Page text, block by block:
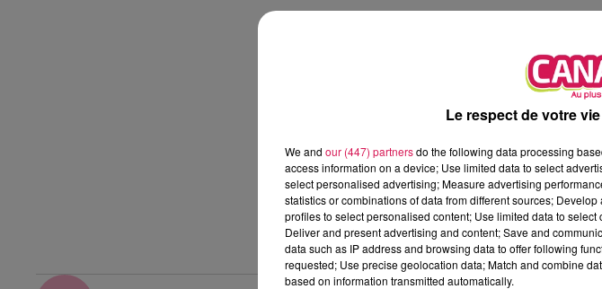
Le respect de votre
We and our (447) partnersdo the following data processing
access information on a device; Use limited data to select
select personalised advertising; Measure advertising
statistics or combinations of data from different sources;
profiles to select personalised content; Use limited data to
Deliver and present advertising and content; Save and
data such as IP address and browsing data to offer following
requested; Use precise geolocation data; Match and combine
based on information transmitted automatically.